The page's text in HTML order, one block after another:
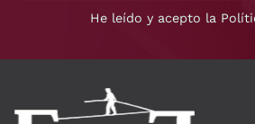
He leído y acepto la